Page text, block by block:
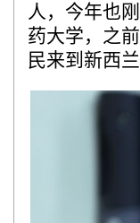
人，今年也
药大学，之
民来到新